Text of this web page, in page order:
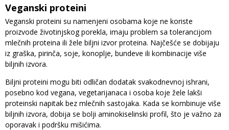
Veganski proteini
Veganski proteini su namenjeni osobama koje ne koriste
proizvode životinjskog porekla, imaju problem sa tolerancijom
mlečnih proteina ili žele biljni izvor proteina. Najčešće se dobijaju
iz graška, pirinča, soje, konoplje, bundeve ili kombinacije više
biljnih izvora.
Biljni proteini mogu biti odličan dodatak svakodnevnoj ishrani,
posebno kod vegana, vegetarijanaca i osoba koje žele lakši
proteinski napitak bez mlečnih sastojaka. Kada se kombinuje više
biljnih izvora, dobija se bolji aminokiselinski profil, što je važno za
oporavak i podršku mišićima.